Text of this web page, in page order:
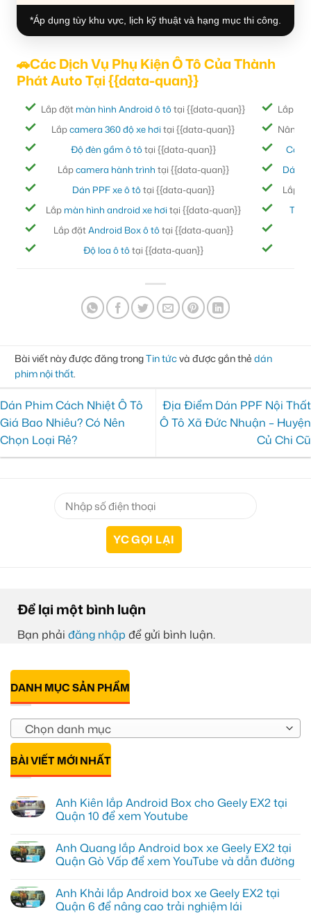
*Áp dụng tùy khu vực, lịch kỹ thuật và hạng mục thi công.
🚗Các Dịch Vụ Phụ Kiện Ô Tô Của Thành
Phát Auto Tại {{data-quan}}
Lắp đặt màn hình Android ô tôtại {{data-quan}}
Lắpcamera 360 độ xe hơi tại {{data-quan}}
Độ đèn gầm ô tôtại {{data-quan}}
Lắpcamera hành trình tại {{data-quan}}
Dán PPF xe ô tôtại {{data-quan}}
Lắp màn hình android xe hơi tại {{data-quan}}
Lắp đặtAndroid Box ô tôtại {{data-quan}}
Độ loa ô tôtại {{data-quan}}
Lắp
Nâng
Dán
Lắp
Bài viết này được đăng trongTin tứcvà được gắn thẻ dán
phim nội thất
Dán Phim Cách Nhiệt Ô Tô
Giá Bao Nhiêu? Có Nên
Chọn Loại Rẻ?
Địa Điểm Dán PPF Nội Thất
Ô Tô Xã Đức Nhuận – Huyện
Củ Chi Cũ
Để lại một bình luận
Bạn phải đăng nhập để gửi bình luận.
DANH MỤC SẢN PHẨM
Chọn danh mục
BÀI VIẾT MỚI NHẤT
Anh Kiên lắp Android Box cho Geely EX2 tại
Quận 10 để xem Youtube
bình
luận
ở
lắp
Android
Box
Anh Quang lắp Android box xe Geely EX2 tại
Quận Gò Vấp để xem YouTube và dẫn đường
bình
luận
ở
Anh Khải lắp Android box xe Geely EX2 tại
Quận 6 để nâng cao trải nghiệm lái